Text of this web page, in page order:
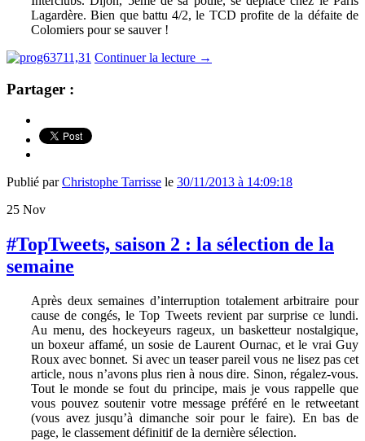
Lagardère. Bien que battu 4/2, le TCD profite de la défaite de
Colomiers pour se sauver !
Continuer la lecture →
Partager :
Publié parChristophe Tarrisse le 30/11/2013 à 14:09:18
25 Nov
#TopTweets, saison 2 : la sélection de la
semaine
Après deux semaines d’interruption totalement arbitraire pour
cause de congés, le Top Tweets revient par surprise ce lundi.
Au menu, des hockeyeurs rageux, un basketteur nostalgique,
un boxeur affamé, un sosie de Laurent Ournac, et le vrai Guy
Roux avec bonnet. Si avec un teaser pareil vous ne lisez pas cet
article, nous n’avons plus rien à nous dire. Sinon, régalez-vous.
Tout le monde se fout du principe, mais je vous rappelle que
vous pouvez soutenir votre message préféré en le retweetant
(vous avez jusqu’à dimanche soir pour le faire). En bas de
page, le classement définitif de la dernière sélection.